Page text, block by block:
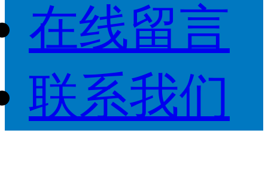
在线留言
联系我们